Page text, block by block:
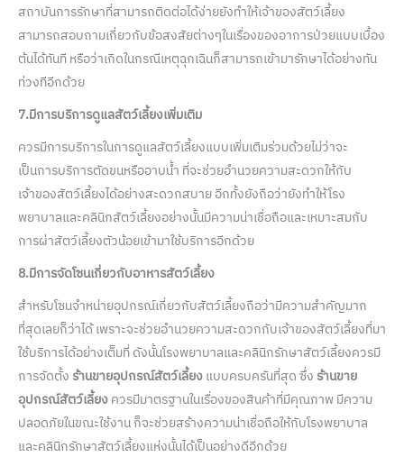
สถาบันการรักษาที่สามารถติดต่อได้ง่ายยังทำให้เจ้าของสัตว์เลี้ยง
สามารถสอบถามเกี่ยวกับข้อสงสัยต่างๆในเรื่องของอาการป่วยแบบเบื้อง
ต้นได้ทันที หรือว่าเกิดในกรณีเหตุฉุกเฉินก็สามารถเข้ามารักษาได้อย่างทัน
ท่วงทีอีกด้วย
7.มีการบริการดูแลสัตว์เลี้ยงเพิ่มเติม
ควรมีการบริการในการดูแลสัตว์เลี้ยงแบบเพิ่มเติมร่วมด้วยไม่ว่าจะ
เป็นการบริการตัดขนหรืออาบน้ำ ที่จะช่วยอำนวยความสะดวกให้กับ
เจ้าของสัตว์เลี้ยงได้อย่างสะดวกสบาย อีกทั้งยังถือว่ายังทำให้โรง
พยาบาลและคลินิกสัตว์เลี้ยงอย่างนั้นมีความน่าเชื่อถือและเหมาะสมกับ
การผ่าสัตว์เลี้ยงตัวน้อยเข้ามาใช้บริการอีกด้วย
8.มีการจัดโซนเกี่ยวกับอาหารสัตว์เลี้ยง
สำหรับโซนจำหน่ายอุปกรณ์เกี่ยวกับสัตว์เลี้ยงถือว่ามีความสำคัญมาก
ที่สุดเลยก็ว่าได้ เพราะจะช่วยอำนวยความสะดวกกับเจ้าของสัตว์เลี้ยงที่มา
ใช้บริการได้อย่างเต็มที่ ดังนั้นโรงพยาบาลและคลินิกรักษาสัตว์เลี้ยงควรมี
การจัดตั้ง ร้านขายอุปกรณ์สัตว์เลี้ยงแบบครบครันที่สุด ซึ่ง ร้านขาย
อุปกรณ์สัตว์เลี้ยงควรมีมาตรฐานในเรื่องของสินค้าที่มีคุณภาพ มีความ
ปลอดภัยในขณะใช้งาน ก็จะช่วยสร้างความน่าเชื่อถือให้กับโรงพยาบาล
และคลินิกรักษาสัตว์เลี้ยงแห่งนั้นได้เป็นอย่างดีอีกด้วย